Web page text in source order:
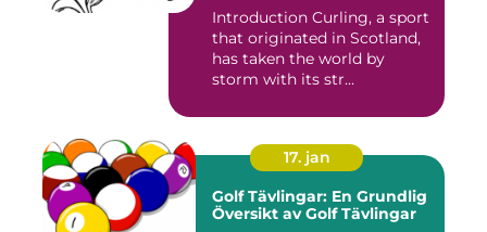
Introduction Curling, a sport
that originated in Scotland,
has taken the world by
storm with its str...
17. jan
Golf Tävlingar: En Grundlig
Översikt av Golf Tävlingar